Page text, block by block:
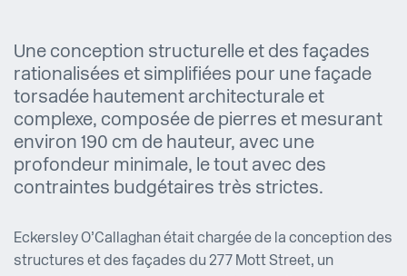
Une conception structurelle et des façades
rationalisées et simplifiées pour une façade
torsadée hautement architecturale et
complexe, composée de pierres et mesurant
environ 190 cm de hauteur, avec une
profondeur minimale, le tout avec des
contraintes budgétaires très strictes.
Eckersley O’Callaghan était chargée de la conception des
structures et des façades du 277 Mott Street, un